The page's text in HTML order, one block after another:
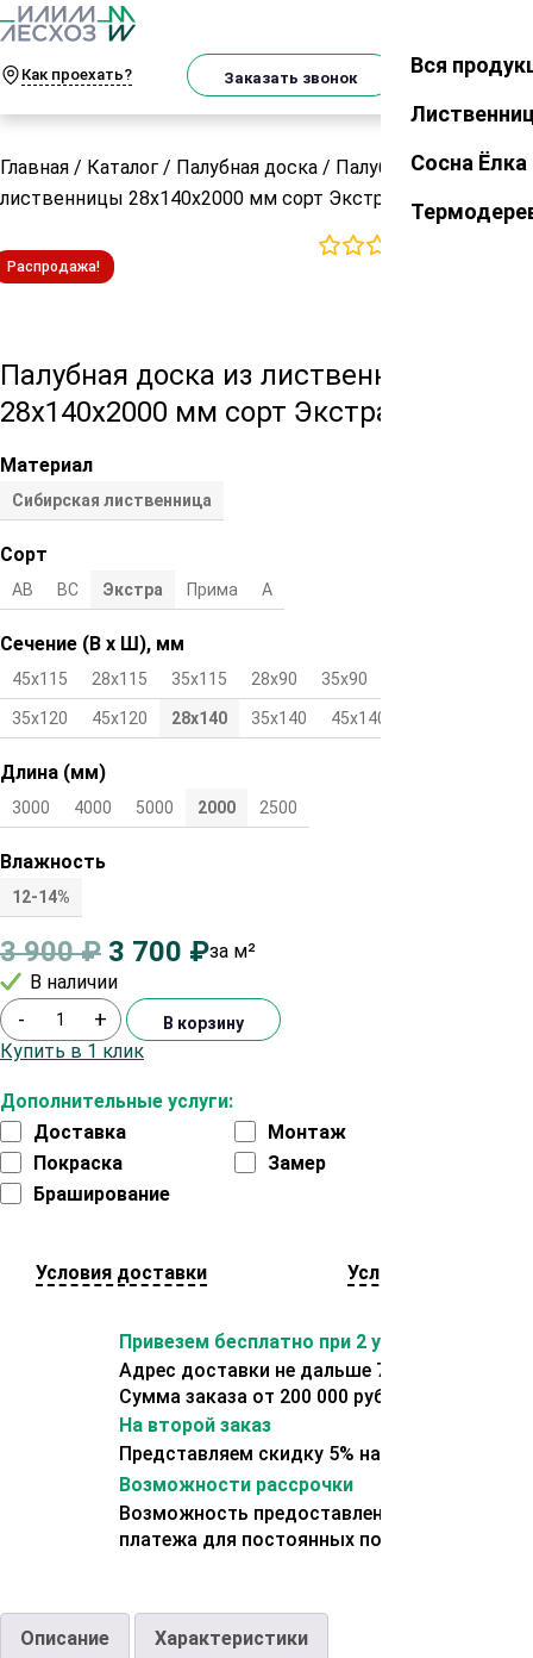
Как проехать? Заказать звонок Закрыть
Вся
Сосна Ёлка
Главная / Каталог / Палубная доска / Палубная доска из
лиственницы 28х140х2000 мм сорт Экстра
Распродажа!
Палубная доска из лиственницы
28х140х2000 мм сорт Экстра
Материал
Сибирская лиственница
Сорт
АВ ВС Экстра Прима А
Сечение (В х Ш), мм
45х115 28х115 35х115 28х90 35х90
35х120 45х120 28х140 35х140 45х140
Длина (мм)
3000 4000 5000 2000 2500
Влажность
12-14%
3 900₽ 3 700 ₽за м²
В наличии
Дополнительные услуги:
Доставка
Монтаж
Покраска
Замер
Браширование
- + В корзину
Купить в 1 клик
Условия доставки Условия оплаты
Привезем бесплатно при 2 условиях:
Адрес доставки не дальше 70 км от склада.
Сумма заказа от 200 000 рублей.
На второй заказ
Представляем скидку 5% на второй заказ
Возможности рассрочки
Возможность предоставления отсрочки
платежа для постоянных покупателей.
Описание Характеристики